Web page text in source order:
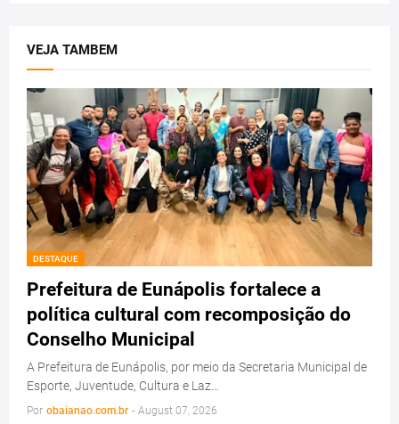
VEJA TAMBEM
DESTAQUE
Prefeitura de Eunápolis fortalece a
política cultural com recomposição do
Conselho Municipal
A Prefeitura de Eunápolis, por meio da Secretaria Municipal de
Esporte, Juventude, Cultura e Laz…
Por obaianao.com.br - August 07, 2026